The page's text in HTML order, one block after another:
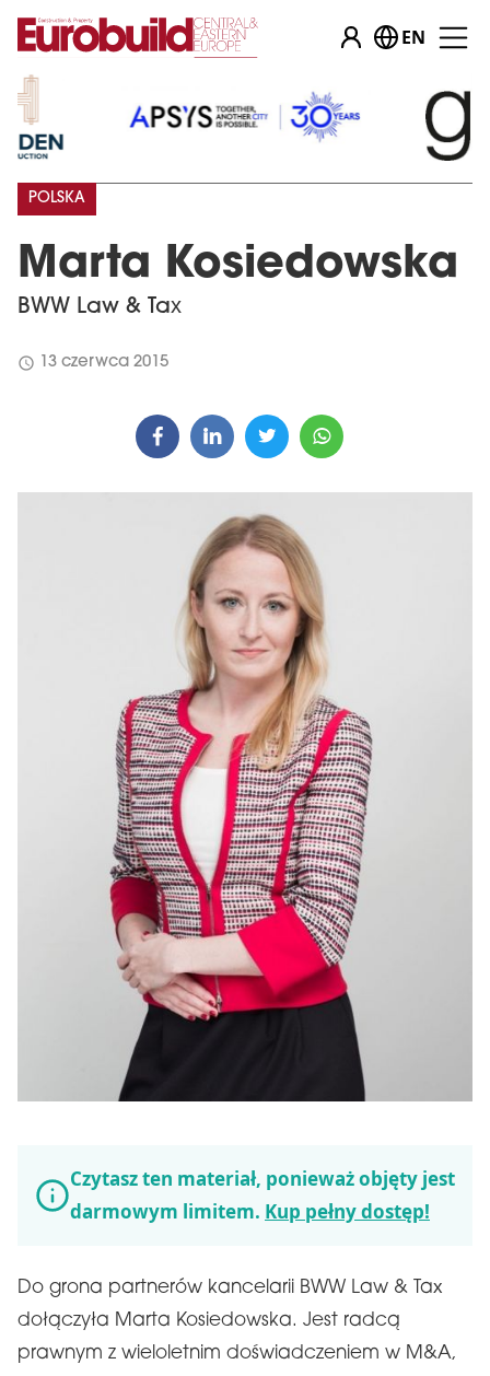
EN
Marta Kosiedowska
BWW Law & Tax
POLSKA
schedule 13 czerwca 2015
Czytasz ten materiał, ponieważ objęty jest
darmowym limitem. Kup pełny dostęp!
Do grona partnerów kancelarii BWW Law & Tax
dołączyła Marta Kosiedowska. Jest radcą
prawnym z wieloletnim doświadczeniem w M&A,